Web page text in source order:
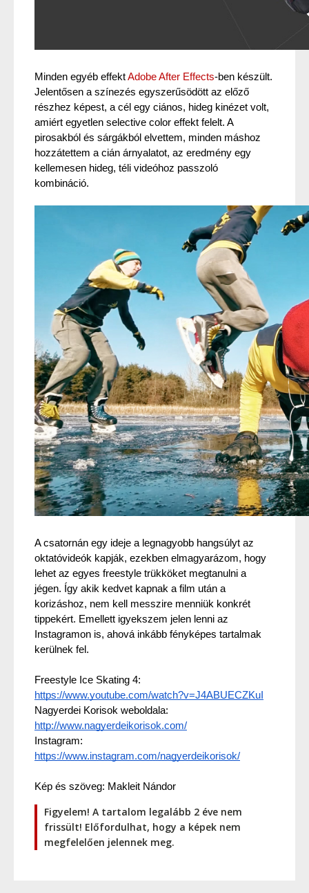
Minden egyéb effekt Adobe After Effects-ben készült.
Jelentősen a színezés egyszerűsödött az előző
részhez képest, a cél egy ciános, hideg kinézet volt,
amiért egyetlen selective color effekt felelt. A
pirosakból és sárgákból elvettem, minden máshoz
hozzátettem a cián árnyalatot, az eredmény egy
kellemesen hideg, téli videóhoz passzoló
kombináció.
A csatornán egy ideje a legnagyobb hangsúlyt az
oktatóvideók kapják, ezekben elmagyarázom, hogy
lehet az egyes freestyle trükköket megtanulni a
jégen. Így akik kedvet kapnak a film után a
korizáshoz, nem kell messzire menniük konkrét
tippekért. Emellett igyekszem jelen lenni az
Instagramon is, ahová inkább fényképes tartalmak
kerülnek fel.
https://www.youtube.com/watch?v=J4ABUECZKuI
http://www.nagyerdeikorisok.com/
https://www.instagram.com/nagyerdeikorisok/
Kép és szöveg: Makleit Nándor
Figyelem! A tartalom legalább 2 éve nem
frissült! Előfordulhat, hogy a képek nem
megfelelően jelennek meg.